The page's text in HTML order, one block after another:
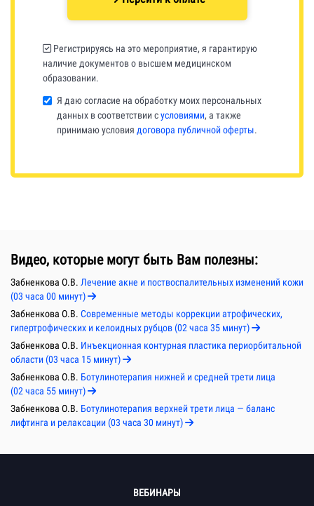
Регистрируясь на это мероприятие, я гарантирую
наличие документов о высшем медицинском
образовании.
Я даю согласие на обработку моих персональных
данных в соответствии сусловиями, а также
принимаю условия договора публичной оферты.
Видео, которые могут быть Вам полезны:
Забненкова О.В. Лечение акне и поствоспалительных изменений кожи
(03 часа 00 минут)
Забненкова О.В. Современные методы коррекции атрофических,
гипертрофических и келоидных рубцов (02 часа 35 минут)
Забненкова О.В. Инъекционная контурная пластика периорбитальной
области (03 часа 15 минут)
Забненкова О.В. Ботулинотерапия нижней и средней трети лица
(02 часа 55 минут)
Забненкова О.В. Ботулинотерапия верхней трети лица — баланс
лифтинга и релаксации (03 часа 30 минут)
ВЕБИНАРЫ